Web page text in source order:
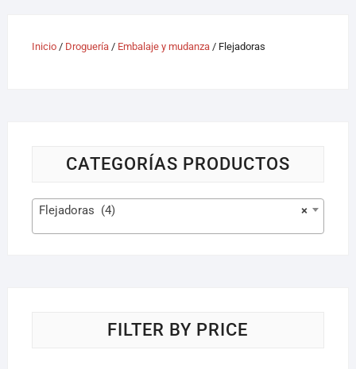
Inicio/ Droguería/ Embalaje y mudanza/ Flejadoras
CATEGORÍAS PRODUCTOS
×
Flejadoras (4)
FILTER BY PRICE